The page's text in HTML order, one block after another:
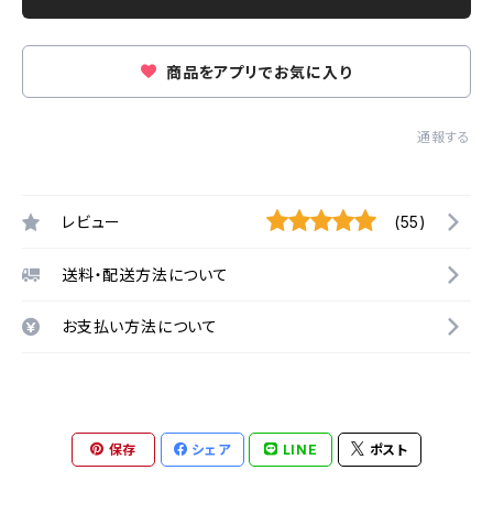
商品をアプリでお気に入り
通報する
レビュー (55)
送料・配送方法について
お支払い方法について
保存 シェア LINE ポスト